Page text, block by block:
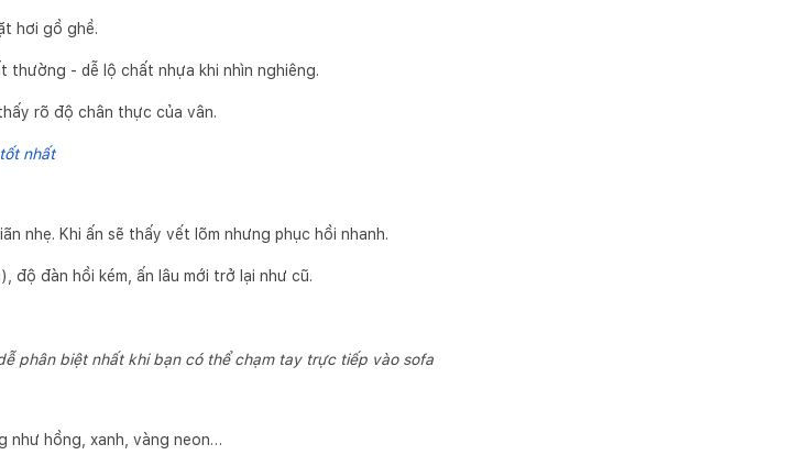
hơi gồ ghề.
thường - dễ lộ chất nhựa khi nhìn nghiêng.
rõ độ chân thực của vân.
nhất
nhẹ. Khi ấn sẽ thấy vết lõm nhưng phục hồi nhanh.
độ đàn hồi kém, ấn lâu mới trở lại như cũ.
phân biệt nhất khi bạn có thể chạm tay trực tiếp vào sofa
như hồng, xanh, vàng neon…